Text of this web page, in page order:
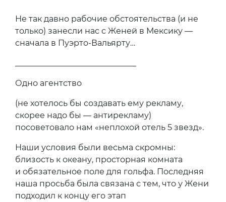
Не так давно рабочие обстоятельства (и не
только) занесли нас с Женей в Мексику —
сначала в Пуэрто-Вальярту…
Одно агентство
(не хотелось бы создавать ему рекламу,
скорее надо бы — антирекламу)
посоветовало нам «неплохой отель 5 звезд».
Наши условия были весьма скромны:
близость к океану, просторная комната
и обязательное поле для гольфа. Последняя
наша просьба была связана с тем, что у Жени
подходил к концу его этап